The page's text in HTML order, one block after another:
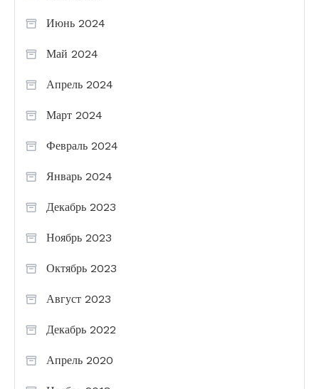
Июнь 2024
Май 2024
Апрель 2024
Март 2024
Февраль 2024
Январь 2024
Декабрь 2023
Ноябрь 2023
Октябрь 2023
Август 2023
Декабрь 2022
Апрель 2020